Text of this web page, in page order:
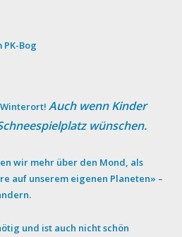
Bog
Winterort!Auch wenn Kinder
wünschen.
wir mehr über den Mond, als
auf unserem eigenen Planeten» –
und ist auch nicht schön